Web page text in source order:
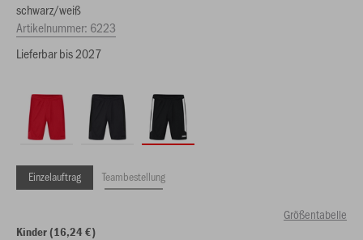
schwarz/weiß
Artikelnummer: 6223
Lieferbar bis 2027
Einzelauftrag Teambestellung
Größentabelle
Kinder (16,24 €)